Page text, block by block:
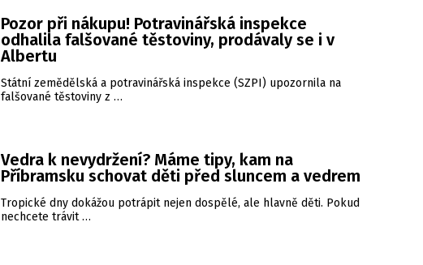
Pozor při nákupu! Potravinářská inspekce
odhalila falšované těstoviny, prodávaly se i v
Albertu
Státní zemědělská a potravinářská inspekce (SZPI) upozornila na
falšované těstoviny z …
Vedra k nevydržení? Máme tipy, kam na
Příbramsku schovat děti před sluncem a vedrem
Tropické dny dokážou potrápit nejen dospělé, ale hlavně děti. Pokud
nechcete trávit …